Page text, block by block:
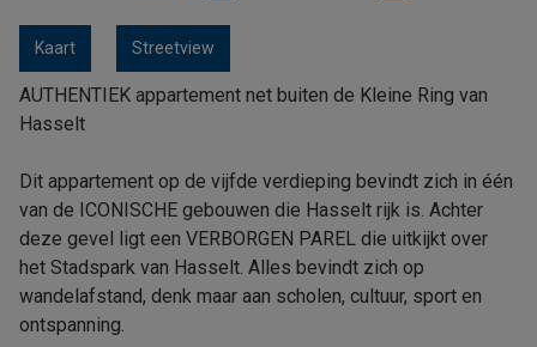
Kaart Streetview
AUTHENTIEK appartement net buiten de Kleine Ring van
Hasselt
Dit appartement op de vijfde verdieping bevindt zich in één
van de ICONISCHE gebouwen die Hasselt rijk is. Achter
deze gevel ligt een VERBORGEN PAREL die uitkijkt over
het Stadspark van Hasselt. Alles bevindt zich op
wandelafstand, denk maar aan scholen, cultuur, sport en
ontspanning.